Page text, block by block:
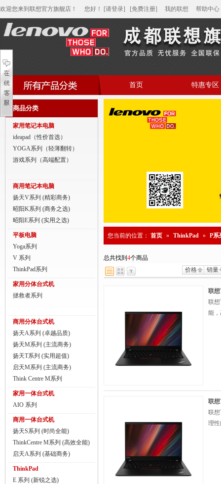
欢迎您来到联想官方旗舰店！ 您好 ！ [请登录] [免费注册] 我的联想 帮助中心
家用笔记本电脑
商用笔记本电脑
平板电脑
商用分体台式机
家用一体台式机
ThinkPad
ThinkStation工作站
联想服务器
首页 特惠专区
商品分类
家用笔记本电脑
ideapad（性价首选）
YOGA系列（轻薄翻转）
游戏系列（高端配置）
商用笔记本电脑
扬天V系列 (精彩商务)
昭阳K系列 (商务之选)
昭阳E系列 (实用之选)
平板电脑
Yoga系列
V 系列
ThinkPad系列
家用分体台式机
拯救者系列
商用分体台式机
扬天A系列 (卓越品质)
扬天M系列 (主流商务)
扬天T系列 (实用超值)
启天M系列 (主流商务)
Think Centre M系列
家用一体台式机
AIO 系列
商用一体台式机
扬天S系列 (时尚全能)
ThinkCentre M系列 (高效全能)
启天A系列 (基础商务)
ThinkPad
E 系列 (新锐之选)
您当前的位置： 首页 » ThinkPad » P系
总共找到 4个商品
价格
销量
联想
联想
能
联想
联想
理